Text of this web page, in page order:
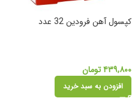
کپسول آهن فرودین 32 عدد
۴۳۹,۸۰۰تومان
افزودن به سبد خرید